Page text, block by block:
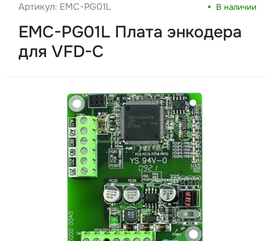
Артикул: EMC-PG01L В наличии
EMC-PG01L Плата энкодера
для VFD-C